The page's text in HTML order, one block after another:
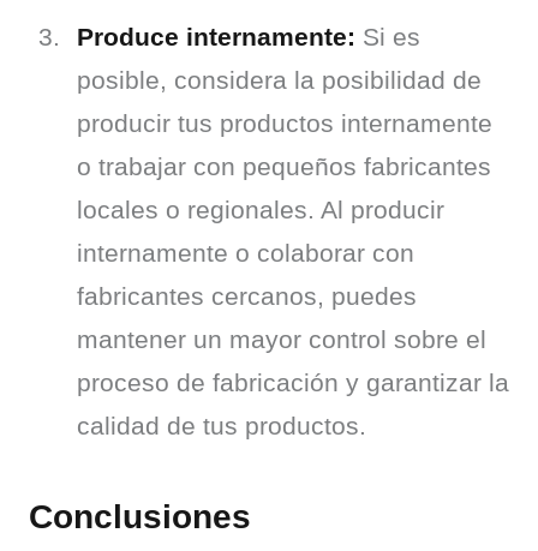
Produce internamente: Si es
posible, considera la posibilidad de
producir tus productos internamente
o trabajar con pequeños fabricantes
locales o regionales. Al producir
internamente o colaborar con
fabricantes cercanos, puedes
mantener un mayor control sobre el
proceso de fabricación y garantizar la
calidad de tus productos.
Conclusiones